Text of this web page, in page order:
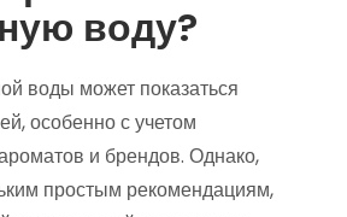
воду?
воды может показаться
особенно с учетом
и брендов. Однако,
простым рекомендациям,